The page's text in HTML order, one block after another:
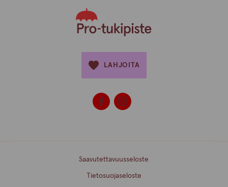
LAHJOITA
Saavutettavuusseloste
Tietosuojaseloste